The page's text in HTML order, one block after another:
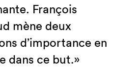
François
mène deux
d’importance en
dans ce but.»